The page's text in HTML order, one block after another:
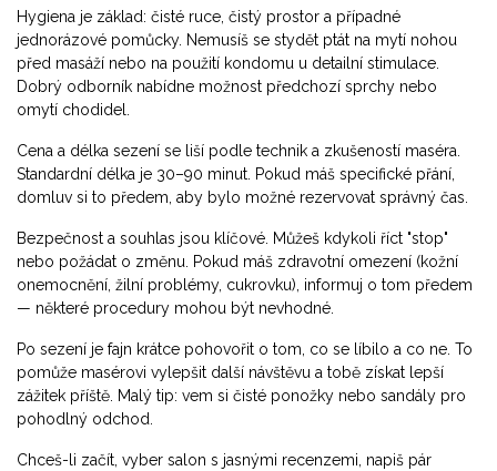
Hygiena je základ: čisté ruce, čistý prostor a případné
jednorázové pomůcky. Nemusíš se stydět ptát na mytí nohou
před masáží nebo na použití kondomu u detailní stimulace.
Dobrý odborník nabídne možnost předchozí sprchy nebo
omytí chodidel.
Cena a délka sezení se liší podle technik a zkušeností maséra.
Standardní délka je 30–90 minut. Pokud máš specifické přání,
domluv si to předem, aby bylo možné rezervovat správný čas.
Bezpečnost a souhlas jsou klíčové. Můžeš kdykoli říct "stop"
nebo požádat o změnu. Pokud máš zdravotní omezení (kožní
onemocnění, žilní problémy, cukrovku), informuj o tom předem
— některé procedury mohou být nevhodné.
Po sezení je fajn krátce pohovořit o tom, co se líbilo a co ne. To
pomůže masérovi vylepšit další návštěvu a tobě získat lepší
zážitek příště. Malý tip: vem si čisté ponožky nebo sandály pro
pohodlný odchod.
Chceš-li začít, vyber salon s jasnými recenzemi, napiš pár